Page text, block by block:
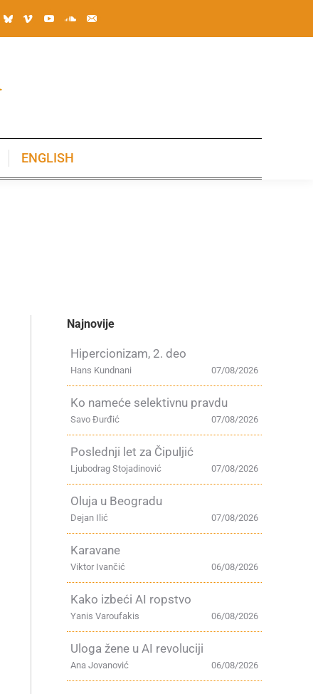
ENGLISH
Najnovije
Hipercionizam, 2. deo
07/08/2026
Hans Kundnani
Ko nameće selektivnu pravdu
07/08/2026
Savo Đurđić
Poslednji let za Čipuljić
07/08/2026
Ljubodrag Stojadinović
Oluja u Beogradu
07/08/2026
Dejan Ilić
Karavane
06/08/2026
Viktor Ivančić
Kako izbeći AI ropstvo
06/08/2026
Yanis Varoufakis
Uloga žene u AI revoluciji
06/08/2026
Ana Jovanović
ENGLISH